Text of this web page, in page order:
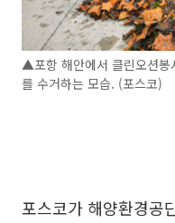
▲포항 해안에서 클린오션봉
를 수거하는 모습. (포스코)
포스코가 해양환경공